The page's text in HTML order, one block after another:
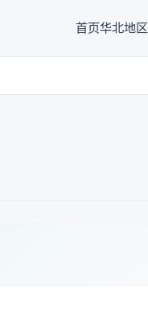
首页华北地区